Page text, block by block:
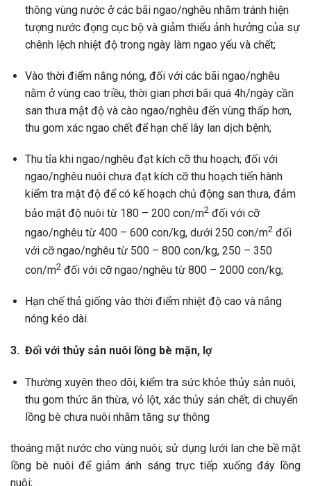
thông vùng nước ở các bãi ngao/nghêu nhằm tránh hiện
tượng nước đọng cục bộ và giảm thiểu ảnh hưởng của sự
chênh lệch nhiệt độ trong ngày làm ngao yếu và chết;
Vào thời điểm nắng nóng, đối với các bãi ngao/nghêu
nằm ở vùng cao triều, thời gian phơi bãi quá 4h/ngày cần
san thưa mật độ và cào ngao/nghêu đến vùng thấp hơn,
thu gom xác ngao chết để hạn chế lây lan dịch bệnh;
Thu tỉa khi ngao/nghêu đạt kích cỡ thu hoạch; đối với
ngao/nghêu nuôi chưa đạt kích cỡ thu hoạch tiến hành
kiểm tra mật độ để có kế hoạch chủ động san thưa, đảm
bảo mật độ nuôi từ 180 – 200 con/m2đối với cỡ
ngao/nghêu từ 400 – 600 con/kg, dưới 250 con/m2đối
với cỡ ngao/nghêu từ 500 – 800 con/kg, 250 – 350
con/m2đối với cỡ ngao/nghêu từ 800 – 2000 con/kg;
Hạn chế thả giống vào thời điểm nhiệt độ cao và nắng
nóng kéo dài.
3. Đối với thủy sản nuôi lồng bè mặn, lợ
Thường xuyên theo dõi, kiểm tra sức khỏe thủy sản nuôi,
thu gom thức ăn thừa, vỏ lột, xác thủy sản chết; di chuyển
lồng bè chưa nuôi nhằm tăng sự thông
thoáng mặt nước cho vùng nuôi; sử dụng lưới lan che bề mặt
lồng bè nuôi để giảm ánh sáng trực tiếp xuống đáy lồng
nuôi;